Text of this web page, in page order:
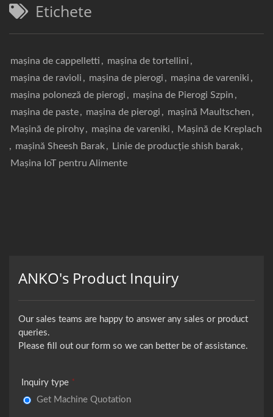
Etichete
mașina de cappelletti , mașina de tortellini ,
mașina de ravioli , mașina de pierogi , mașina de vareniki ,
mașina poloneză de pierogi , mașina de Pierogi Szpin ,
mașina de paste, mașina de pierogi , mașină Maultschen ,
Mașină de pirohy, mașina de vareniki ,
Mașină de Kreplach
, mașină Sheesh Barak, Linie de producție shish barak,
Mașina IoT pentru Alimente